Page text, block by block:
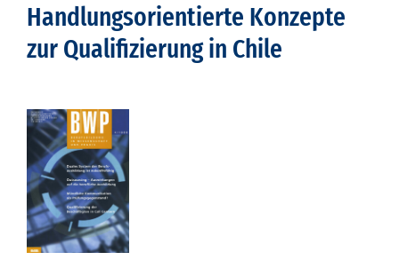
Handlungsorientierte Konzepte
zur Qualifizierung in Chile